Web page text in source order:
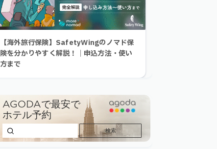
【海外旅行保険】SafetyWingのノマド保
険を分かりやすく解説！｜申込方法・使い
方まで